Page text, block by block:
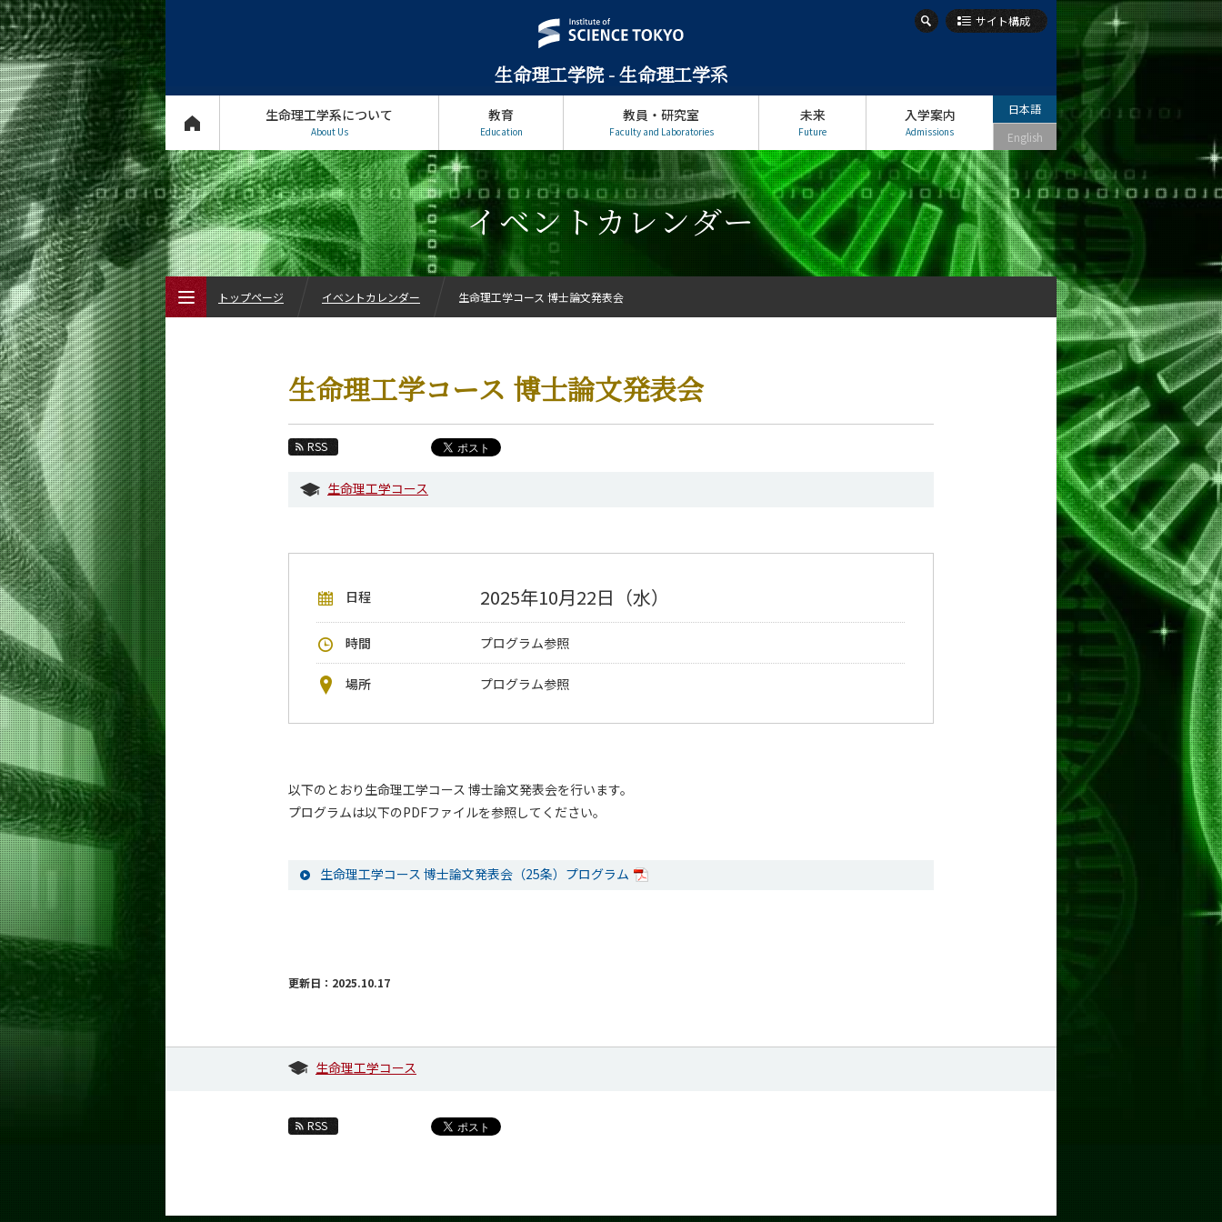
生命理工学院 - 生命理工学系
サイト構成
生命理工学系について
About Us
教育
Education
教員・研究室
Faculty and Laboratories
未来
Future
入学案内
Admissions
日本語
English
イベントカレンダー
生命理工学コース 博士論文発表会
RSS
生命理工学コース
日程 2025年10月22日（水）
時間 プログラム参照
場所 プログラム参照
以下のとおり生命理工学コース 博士論文発表会を行います。
プログラムは以下のPDFファイルを参照してください。
生命理工学コース 博士論文発表会（25条）プログラム
更新日：2025.10.17
生命理工学コース
RSS
トップページ イベントカレンダー 生命理工学コース 博士論文発表会
生命理工学系について